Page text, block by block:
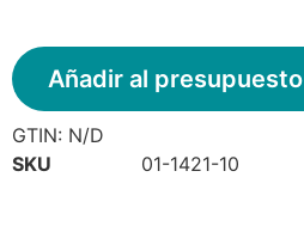
Añadir al presupuesto
GTIN: N/D
SKU
01-1421-10